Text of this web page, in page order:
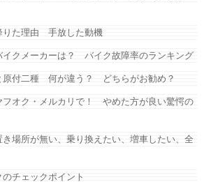
りた理由 手放した動機
イクメーカーは？ バイク故障率のランキング
原付二種 何が違う？ どちらがお勧め？
フオク・メルカリで！ やめた方が良い驚愕の
き場所が無い、乗り換えたい、増車したい、全
チェックポイント